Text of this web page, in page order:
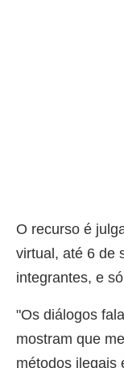
O recurso é
virtual, até 6 de
integrantes, e
"Os diálogos
mostram que
métodos ilegais